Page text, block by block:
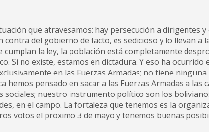
que atravesamos: hay persecución a dirigentes y
del gobierno de facto, es sedicioso y lo llevan a
cumplan la ley, la población está completamente
Si no existe, estamos en dictadura. Y eso ha ocurrido
en las Fuerzas Armadas; no tiene ninguna
hemos pensado en sacar a las Fuerzas Armadas a las
sociales; nuestro instrumento político son los
en el campo. La fortaleza que tenemos es la
votos el próximo 3 de mayo y tenemos buenas